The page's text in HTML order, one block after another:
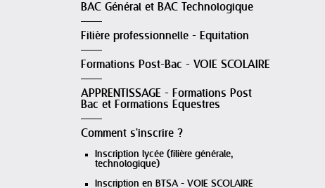
BAC Général et BAC Technologique
Filière professionnelle - Equitation
Formations Post-Bac - VOIE SCOLAIRE
APPRENTISSAGE - Formations Post
Bac et Formations Equestres
Comment s'inscrire ?
Inscription lycée (filière générale,
technologique)
Inscription en BTSA - VOIE SCOLAIRE